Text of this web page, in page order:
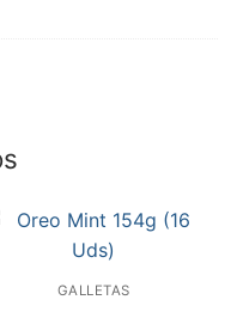
GALLETAS